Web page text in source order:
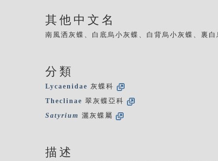
其他中文名
南風洒灰蝶、白底烏小灰蝶、白背烏小灰蝶、裏
分類
Lycaenidae 灰蝶科
Theclinae 翠灰蝶亞科
Satyrium 灑灰蝶屬
描述